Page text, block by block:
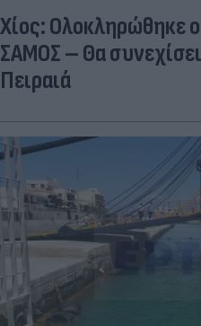
Χίος: Ολοκληρώθηκε
ΣΑΜΟΣ – Θα
Πειραιά